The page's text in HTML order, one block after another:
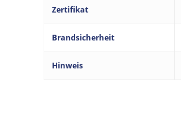
Zertifikat
Brandsicherheit
Hinweis